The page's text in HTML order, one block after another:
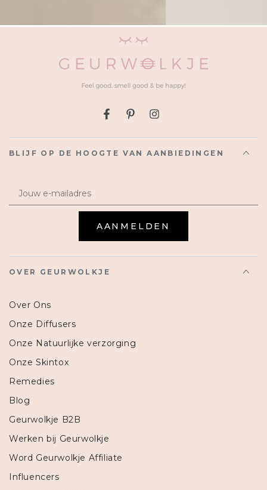
OVER GEURWOLKJE
Over Ons
Onze Diffusers
Onze Natuurlijke verzorging
Onze Skintox
Remedies
Blog
Geurwolkje B2B
Werken bij Geurwolkje
Word Geurwolkje Affiliate
Influencers
Facebook
PinterestInstagram
BLIJF OP DE HOOGTE VAN AANBIEDINGEN
AANMELDEN